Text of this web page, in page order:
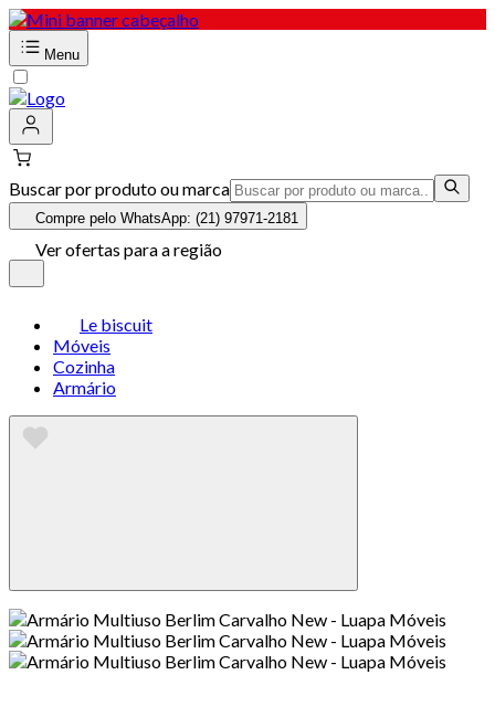
Menu
Buscar por produto ou marca
Compre pelo WhatsApp: (21) 97971-2181
Ver ofertas para a região
Le biscuit
Móveis
Cozinha
Armário